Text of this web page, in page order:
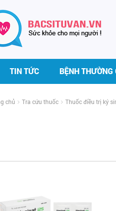
TIN TỨC BỆNH THƯỜNG
chủ Tra cứu thuốc Thuốc điều trị ký